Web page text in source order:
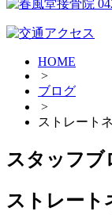
HOME
>
ブログ
>
ストレート
スタッフブ
ストレート